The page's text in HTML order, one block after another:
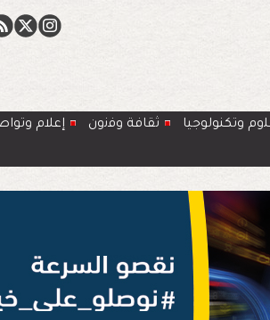
وتكنولوجيا ﺛﻘﺎﻓﺔ وﻓﻧون
إعلام